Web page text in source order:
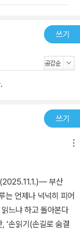
쓰기
쓰기
(2025.11.1.)― 부산
는 언제나 넉넉히 피어
느냐 하고 돌아본다
‘손읽기(손길로 숨결